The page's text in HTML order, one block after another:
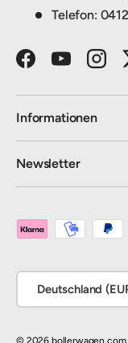
Telefon:
FacebookYouTube
Informationen
Newsletter
Zahlungsmethoden
Deutschland